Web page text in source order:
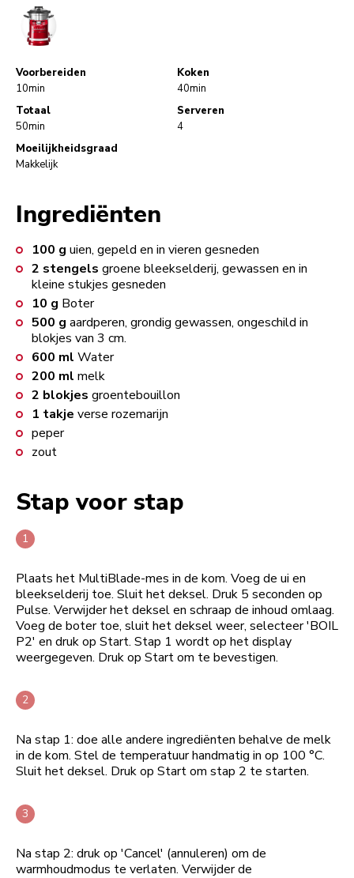
CookProcessor
Voorbereiden
10min
Koken
40min
Totaal
50min
Serveren
4
Moeilijkheidsgraad
Makkelijk
Ingrediënten
100 g uien, gepeld en in vieren gesneden
2 stengels groene bleekselderij, gewassen en in
kleine stukjes gesneden
10 g Boter
500 g aardperen, grondig gewassen, ongeschild in
blokjes van 3 cm.
600 ml Water
200 ml melk
2 blokjes groentebouillon
1 takje verse rozemarijn
peper
zout
Stap voor stap
Plaats het MultiBlade-mes in de kom. Voeg de ui en
bleekselderij toe. Sluit het deksel. Druk 5 seconden op
Pulse. Verwijder het deksel en schraap de inhoud omlaag.
Voeg de boter toe, sluit het deksel weer, selecteer 'BOIL
P2' en druk op Start. Stap 1 wordt op het display
weergegeven. Druk op Start om te bevestigen.
Na stap 1: doe alle andere ingrediënten behalve de melk
in de kom. Stel de temperatuur handmatig in op 100 °C.
Sluit het deksel. Druk op Start om stap 2 te starten.
Na stap 2: druk op 'Cancel' (annuleren) om de
warmhoudmodus te verlaten. Verwijder de